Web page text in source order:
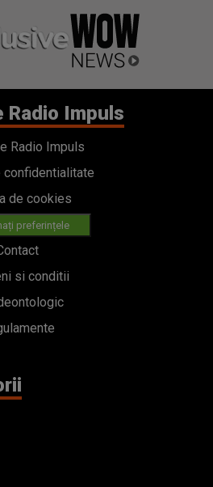
Radio Impuls
Radio Impuls
confidentialitate
de cookies
preferințele
si conditii